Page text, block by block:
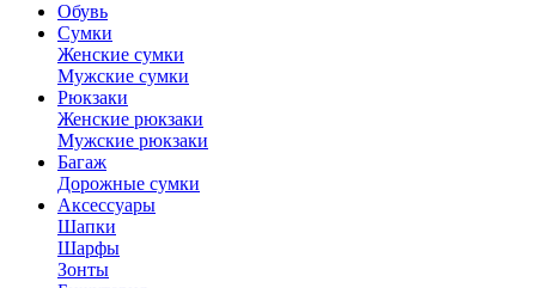
Обувь
Сумки
Женские сумки
Мужские сумки
Рюкзаки
Женские рюкзаки
Мужские рюкзаки
Багаж
Дорожные сумки
Аксессуары
Шапки
Шарфы
Зонты